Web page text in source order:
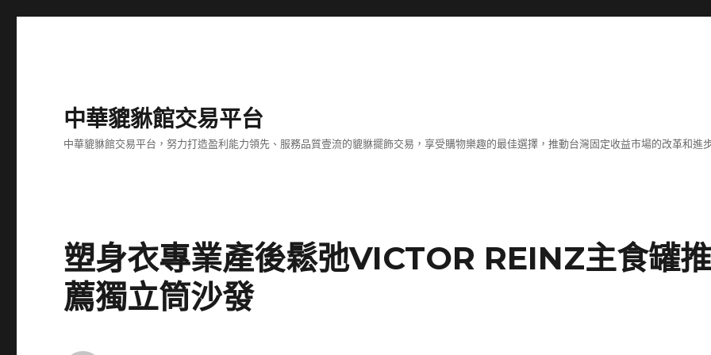
中華貔貅館交易平台
中華貔貅館交易平台，努力打造盈利能力領先、服務品質壹流的貔貅擺飾交易，享受購物樂趣的最佳選擇，推動台灣固定收益市場的改革和進
塑身衣專業產後鬆弛VICTOR REINZ主食罐推
薦獨立筒沙發